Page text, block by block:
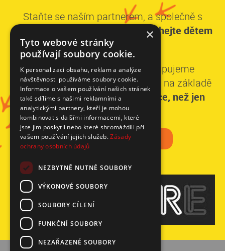
Staňte se naším partnerem, a společně s
dalšími významnými dárci,
pomáhejte dětem
dlouhodobě.
Ke každému partnerovi přistupujeme
individuálně a stavíme spolupráci na základě
domluvených priorit.Získáte více, než jen
dobrý pocit.
CHCEME POMÁHAT
×
Tyto webové stránky
používají soubory cookie.
K personalizaci obsahu, reklam a analýze
návštěvnosti používáme soubory cookie.
Informace o vašem používání našich stránek
také sdílíme s našimi reklamními a
analytickými partnery, kteří je mohou
kombinovat s dalšími informacemi, které
jste jim poskytli nebo které shromáždili při
vašem používání jejich služeb.Zásady
ochrany osobních údajů
NEZBYTNĚ NUTNÉ SOUBORY
VÝKONOVÉ SOUBORY
SOUBORY CÍLENÍ
FUNKČNÍ SOUBORY
NEZAŘAZENÉ SOUBORY